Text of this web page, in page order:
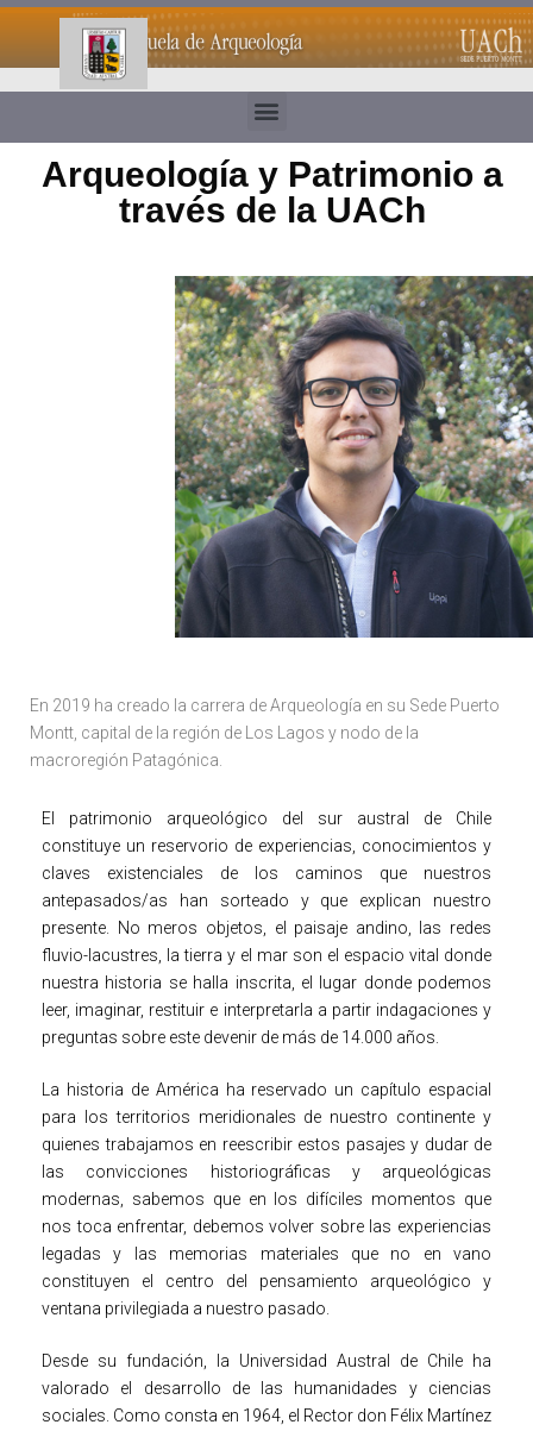
Arqueología y Patrimonio a
través de la UACh
En 2019 ha creado la carrera de Arqueología en su Sede Puerto
Montt, capital de la región de Los Lagos y nodo de la
macroregión Patagónica.
El patrimonio arqueológico del sur austral de Chile
constituye un reservorio de experiencias, conocimientos y
claves existenciales de los caminos que nuestros
antepasados/as han sorteado y que explican nuestro
presente. No meros objetos, el paisaje andino, las redes
fluvio-lacustres, la tierra y el mar son el espacio vital donde
nuestra historia se halla inscrita, el lugar donde podemos
leer, imaginar, restituir e interpretarla a partir indagaciones y
preguntas sobre este devenir de más de 14.000 años.
La historia de América ha reservado un capítulo espacial
para los territorios meridionales de nuestro continente y
quienes trabajamos en reescribir estos pasajes y dudar de
las convicciones historiográficas y arqueológicas
modernas, sabemos que en los difíciles momentos que
nos toca enfrentar, debemos volver sobre las experiencias
legadas y las memorias materiales que no en vano
constituyen el centro del pensamiento arqueológico y
ventana privilegiada a nuestro pasado.
Desde su fundación, la Universidad Austral de Chile ha
valorado el desarrollo de las humanidades y ciencias
sociales. Como consta en 1964, el Rector don Félix Martínez